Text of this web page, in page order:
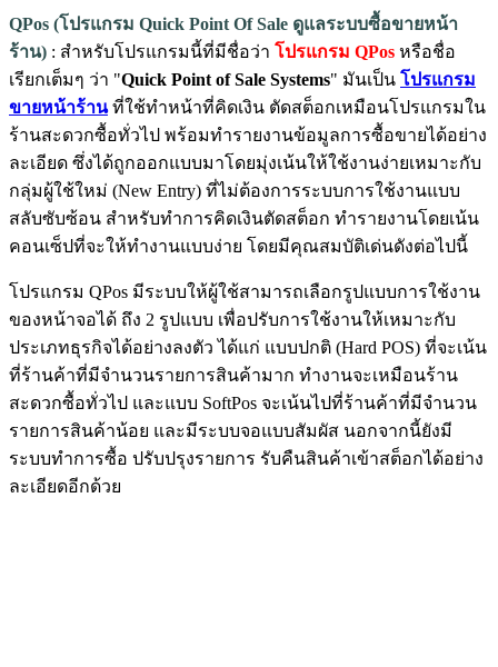
QPos (โปรแกรม Quick Point Of Sale ดูแลระบบซื้อขายหน้า
ร้าน) : สำหรับโปรแกรมนี้ที่มีชื่อว่า โปรแกรม QPos หรือชื่อ
เรียกเต็มๆ ว่า "Quick Point of Sale Systems" มันเป็น โปรแกรม
ขายหน้าร้านที่ใช้ทำหน้าที่คิดเงิน ตัดสต็อกเหมือนโปรแกรมใน
ร้านสะดวกซื้อทั่วไป พร้อมทำรายงานข้อมูลการซื้อขายได้อย่าง
ละเอียด ซึ่งได้ถูกออกแบบมาโดยมุ่งเน้นให้ใช้งานง่ายเหมาะกับ
กลุ่มผู้ใช้ใหม่ (New Entry) ที่ไม่ต้องการระบบการใช้งานแบบ
สลับซับซ้อน สำหรับทำการคิดเงินตัดสต็อก ทำรายงานโดยเน้น
คอนเซ็ปที่จะให้ทำงานแบบง่าย โดยมีคุณสมบัติเด่นดังต่อไปนี้
โปรแกรม QPos มีระบบให้ผู้ใช้สามารถเลือกรูปแบบการใช้งาน
ของหน้าจอได้ ถึง 2 รูปแบบ เพื่อปรับการใช้งานให้เหมาะกับ
ประเภทธุรกิจได้อย่างลงตัว ได้แก่ แบบปกติ (Hard POS) ที่จะเน้น
ที่ร้านค้าที่มีจำนวนรายการสินค้ามาก ทำงานจะเหมือนร้าน
สะดวกซื้อทั่วไป และแบบ SoftPos จะเน้นไปที่ร้านค้าที่มีจำนวน
รายการสินค้าน้อย และมีระบบจอแบบสัมผัส นอกจากนี้ยังมี
ระบบทำการซื้อ ปรับปรุงรายการ รับคืนสินค้าเข้าสต็อกได้อย่าง
ละเอียดอีกด้วย